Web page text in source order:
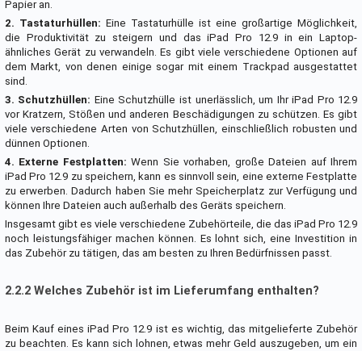
Papier an.
2. Tastaturhüllen: Eine Tastaturhülle ist eine großartige Möglichkeit,
die Produktivität zu steigern und das iPad Pro 12.9 in ein Laptop-
ähnliches Gerät zu verwandeln. Es gibt viele verschiedene Optionen auf
dem Markt, von denen einige sogar mit einem Trackpad ausgestattet
sind.
3. Schutzhüllen: Eine Schutzhülle ist unerlässlich, um Ihr iPad Pro 12.9
vor Kratzern, Stößen und anderen Beschädigungen zu schützen. Es gibt
viele verschiedene Arten von Schutzhüllen, einschließlich robusten und
dünnen Optionen.
4. Externe Festplatten: Wenn Sie vorhaben, große Dateien auf Ihrem
iPad Pro 12.9 zu speichern, kann es sinnvoll sein, eine externe Festplatte
zu erwerben. Dadurch haben Sie mehr Speicherplatz zur Verfügung und
können Ihre Dateien auch außerhalb des Geräts speichern.
Insgesamt gibt es viele verschiedene Zubehörteile, die das iPad Pro 12.9
noch leistungsfähiger machen können. Es lohnt sich, eine Investition in
das Zubehör zu tätigen, das am besten zu Ihren Bedürfnissen passt.
2.2.2 Welches Zubehör ist im Lieferumfang enthalten?
Beim Kauf eines iPad Pro 12.9 ist es wichtig, das mitgelieferte Zubehör
zu beachten. Es kann sich lohnen, etwas mehr Geld auszugeben, um ein